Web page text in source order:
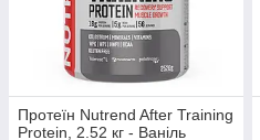
Протеїн Nutrend After Training
Protein, 2.52 кг - Ваніль